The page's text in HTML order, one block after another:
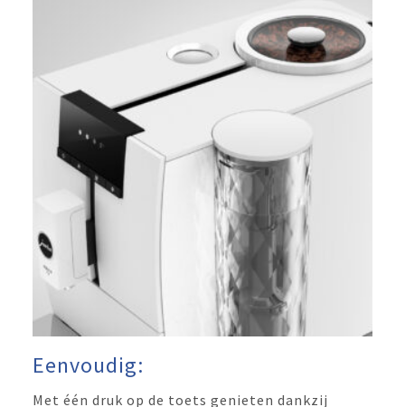
Eenvoudig:
Met één druk op de toets genieten dankzij